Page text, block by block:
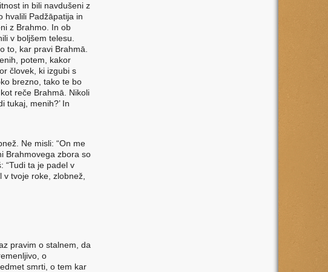
in bili navdušeni z
hvalili Padžāpatija in
z Brahmo. In ob
v boljšem telesu.
to, kar pravi Brahmā.
potem, kakor
človek, ki izgubi s
brezno, tako te bo
reče Brahmā. Nikoli
tukaj, menih?’ In
Ne misli: “On me
Brahmovega zbora so
“Tudi ta je padel v
tvoje roke, zlobnež,
pravim o stalnem, da
o
smrti, o tem kar